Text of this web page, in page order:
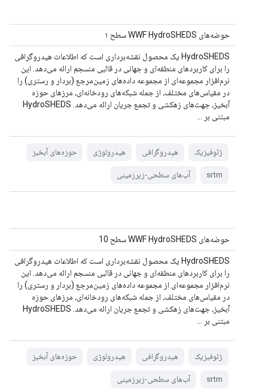
حوضه‌های WWF HydroSHEDS سطح ۱
HydroSHEDS یک محصول نقشه‌برداری است که اطلاعات هیدروگرافی
را برای کاربردهای منطقه‌ای و جهانی در قالبی منسجم ارائه می‌دهد. این
نرم‌افزار مجموعه‌ای از مجموعه داده‌های زمین‌مرجع (بردار و رستری) را
در مقیاس‌های مختلف، از جمله شبکه‌های رودخانه‌ای، مرزهای حوزه
آبخیز، جهت‌های زهکشی و تجمع جریان ارائه می‌دهد. HydroSHEDS
مبتنی بر ...
ژئوفیزیک هیدروگرافی هیدرولوژی حوزه‌های آبخیز
srtm آب‌های سطحی-زیرزمینی
حوضه‌های WWF HydroSHEDS سطح 10
HydroSHEDS یک محصول نقشه‌برداری است که اطلاعات هیدروگرافی
را برای کاربردهای منطقه‌ای و جهانی در قالبی منسجم ارائه می‌دهد. این
نرم‌افزار مجموعه‌ای از مجموعه داده‌های زمین‌مرجع (بردار و رستری) را
در مقیاس‌های مختلف، از جمله شبکه‌های رودخانه‌ای، مرزهای حوزه
آبخیز، جهت‌های زهکشی و تجمع جریان ارائه می‌دهد. HydroSHEDS
مبتنی بر ...
ژئوفیزیک هیدروگرافی هیدرولوژی حوزه‌های آبخیز
srtm آب‌های سطحی-زیرزمینی